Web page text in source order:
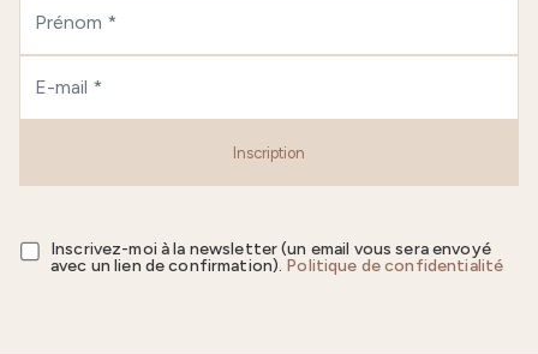
Inscription
Inscrivez-moi à la newsletter (un email vous sera envoyé
avec un lien de confirmation). Politique de confidentialité